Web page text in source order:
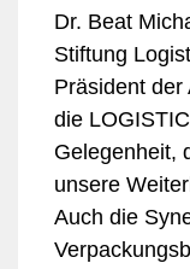
Dr. Beat
Stiftung
Präsident der
die
Gelegenheit,
unsere
Auch die